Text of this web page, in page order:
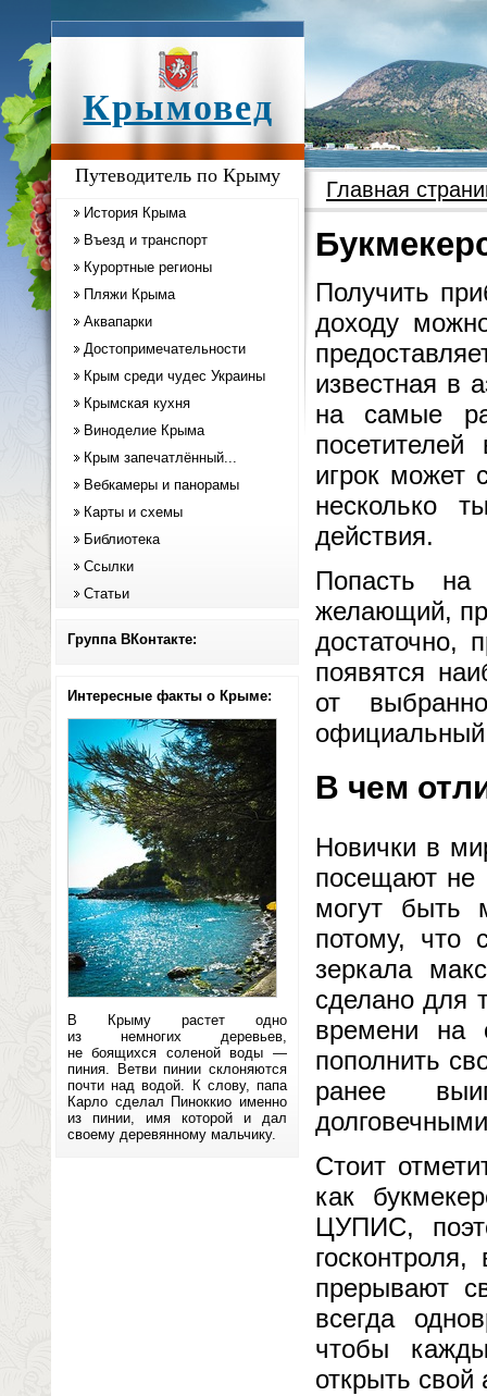
Крымовед
Путеводитель по Крыму
История Крыма
Въезд и транспорт
Курортные регионы
Пляжи Крыма
Аквапарки
Достопримечательности
Крым среди чудес Украины
Крымская кухня
Виноделие Крыма
Крым запечатлённый...
Вебкамеры и панорамы
Карты и схемы
Библиотека
Ссылки
Статьи
Группа ВКонтакте:
Интересные факты о Крыме:
В Крыму растет одно
из немногих деревьев,
не боящихся соленой воды —
пиния. Ветви пинии склоняются
почти над водой. К слову, папа
Карло сделал Пиноккио именно
из пинии, имя которой и дал
своему деревянному мальчику.
Главная
Получить
доходу
известная в
на самые
игрок может
несколько
действия.
Попасть
желающий,
достаточно,
появятся
от
официальный
В чем
Новички в
посещают не
могут быть
потому, что
зеркала
сделано для
времени на
пополнить
ранее
Стоит
как
ЦУПИС,
прерывают
всегда
чтобы
открыть свой